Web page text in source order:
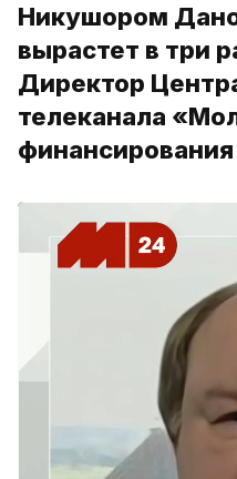
Никушором
вырастет в три
Директор
телеканала